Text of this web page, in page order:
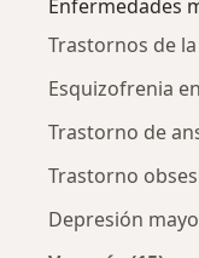
Enfermedades
Trastornos de
Esquizofrenia
Trastorno de
Trastorno
Depresión